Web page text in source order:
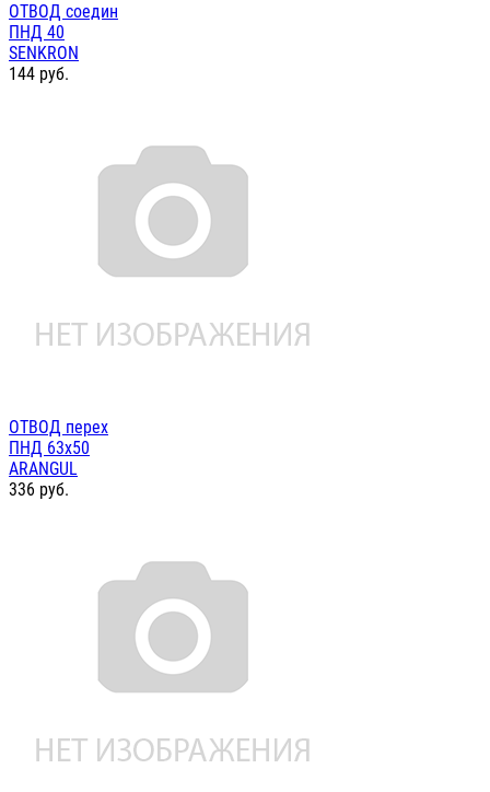
ОТВОД соедин
ПНД 40
SENKRON
144 руб.
ОТВОД перех
ПНД 63х50
ARANGUL
336 руб.